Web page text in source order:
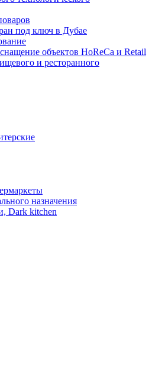
под ключ в Дубае
объектов HoReCa и Retail
и ресторанного
назначения
Dark kitchen